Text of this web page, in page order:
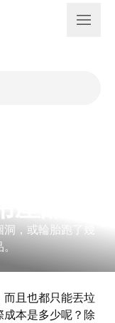
品？
，或輪胎跑了幾
且也都只能丟垃
本是多少呢？除